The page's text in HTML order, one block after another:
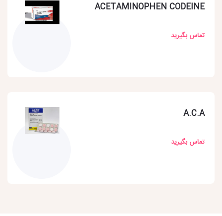
ACETAMINOPHEN CODEINE
تماس بگیرید
A.C.A
تماس بگیرید